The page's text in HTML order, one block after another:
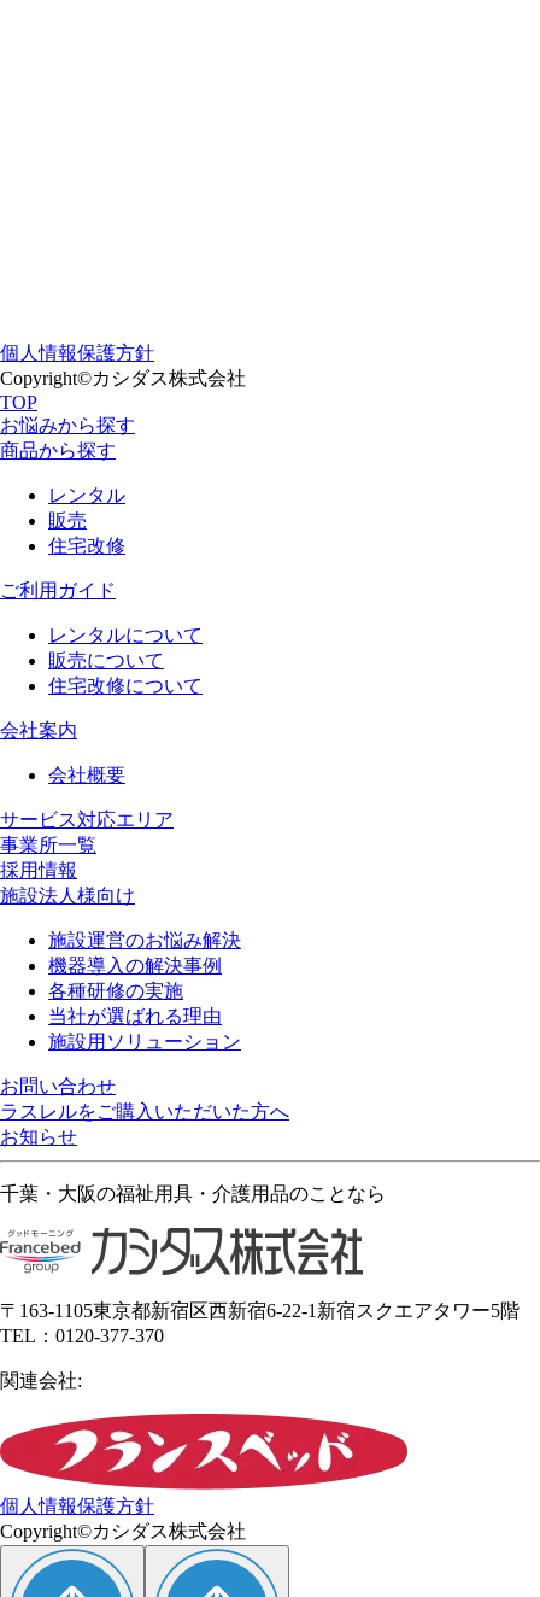
個人情報保護方針
Copyright©カシダス株式会社
TOP
お悩みから探す
商品から探す
レンタル
販売
住宅改修
ご利用ガイド
レンタルについて
販売について
住宅改修について
会社案内
会社概要
サービス対応エリア
事業所一覧
採用情報
施設法人様向け
施設運営のお悩み解決
機器導入の解決事例
各種研修の実施
当社が選ばれる理由
施設用ソリューション
お問い合わせ
ラスレルをご購入いただいた方へ
お知らせ
千葉・大阪の福祉用具・介護用品のことなら
〒163-1105東京都新宿区西新宿6-22-1新宿スクエアタワー5階
TEL：0120-377-370
関連会社:
個人情報保護方針
Copyright©カシダス株式会社